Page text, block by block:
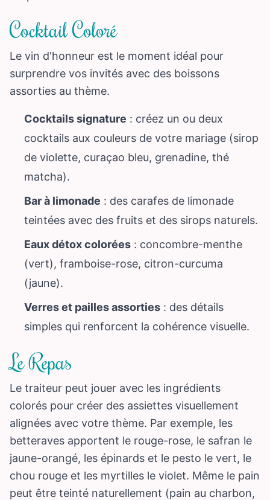
Cocktail Coloré
Le vin d'honneur est le moment idéal pour
surprendre vos invités avec des boissons
assorties au thème.
Cocktails signature : créez un ou deux
cocktails aux couleurs de votre mariage (sirop
de violette, curaçao bleu, grenadine, thé
matcha).
Bar à limonade : des carafes de limonade
teintées avec des fruits et des sirops naturels.
Eaux détox colorées : concombre-menthe
(vert), framboise-rose, citron-curcuma
(jaune).
Verres et pailles assorties : des détails
simples qui renforcent la cohérence visuelle.
Le Repas
Le traiteur peut jouer avec les ingrédients
colorés pour créer des assiettes visuellement
alignées avec votre thème. Par exemple, les
betteraves apportent le rouge-rose, le safran le
jaune-orangé, les épinards et le pesto le vert, le
chou rouge et les myrtilles le violet. Même le pain
peut être teinté naturellement (pain au charbon,